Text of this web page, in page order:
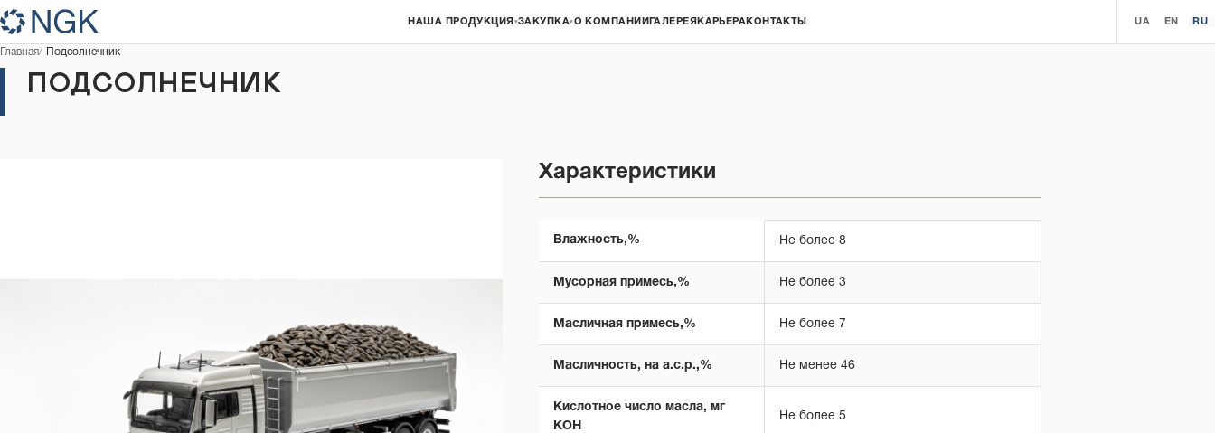
НАША ПРОДУКЦИЯ ▾ЗАКУПКА▾О КОМПАНИИ ГАЛЕРЕЯ КАРЬЕРА КОНТАКТЫ UA EN RU
Главная Подсолнечник
ПОДСОЛНЕЧНИК
Характеристики
Влажность,% Не более 8
Мусорная примесь,% Не более 3
Масличная примесь,% Не более 7
Масличность, на а.с.р.,% Не менее 46
Кислотное число масла, мг
КОН
Не более 5